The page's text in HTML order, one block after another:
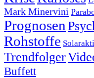
Mark Minervini
Prognosen
Rohstoffe
Trendfolger
Buffett